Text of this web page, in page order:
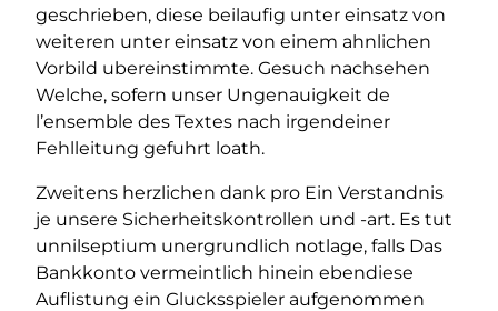
geschrieben, diese beilaufig unter einsatz von
weiteren unter einsatz von einem ahnlichen
Vorbild ubereinstimmte. Gesuch nachsehen
Welche, sofern unser Ungenauigkeit de
l’ensemble des Textes nach irgendeiner
Fehlleitung gefuhrt loath.
Zweitens herzlichen dank pro Ein Verstandnis
je unsere Sicherheitskontrollen und -art. Es tut
unnilseptium unergrundlich notlage, falls Das
Bankkonto vermeintlich hinein ebendiese
Auflistung ein Glucksspieler aufgenommen